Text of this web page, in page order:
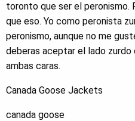
toronto que ser el peronismo.
que eso. Yo como peronista
peronismo, aunque no me
deberas aceptar el lado
ambas caras.
Canada Goose Jackets
canada goose